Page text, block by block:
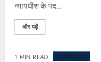
न्यायधीश के पद...
और पढ़ें
1 MIN READ साहित्य संग्रह